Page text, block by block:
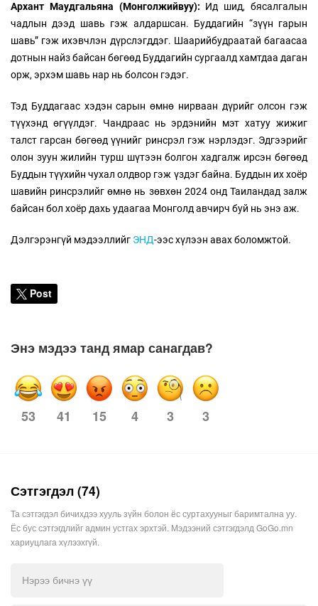
Архант Маудгальяна (Монголжийвуу): Ид шид, бясалгалын
чадлын дээд шавь гэж алдаршсан. Буддагийн “зүүн гарын
шавь” гэж ихэвчлэн дүрслэгддэг. Шаарийбудраатай багаасаа
дотнын найз байсан бөгөөд Буддагийн сургаалд хамтдаа даган
орж, эрхэм шавь нар нь болсон гэдэг.
Тэд Буддагаас хэдэн сарын өмнө нирваан дүрийг олсон гэж
түүхэнд өгүүлдэг. Чандраас нь эрдэнийн мэт хатуу жижиг
талст гарсан бөгөөд үүнийг ринсрэл гэж нэрлэдэг. Эдгээрийг
олон зуун жилийн турш шүтээн болгон хадгалж ирсэн бөгөөд
Буддын түүхийн чухал олдвор гэж үздэг байна. Буддын их хоёр
шавийн ринсрэлийг өмнө нь зөвхөн 2024 онд Таиландад залж
байсан бол хоёр дахь удаагаа Монголд авчирч буй нь энэ аж.
Дэлгэрэнгүй мэдээллийг ЭНД-ээс хүлээн авах боломжтой.
Post
Энэ мэдээ танд ямар санагдав?
53 41 15 4 3 3
Сэтгэгдэл (74)
Та сэтгэгдэл бичихдээ хууль зүйн болон ёс суртахууныг баримтална уу.
Ёс бус сэтгэгдлийг админ устгах эрхтэй. Мэдээний сэтгэгдэлд GoGo.mn
хариуцлага хүлээхгүй.